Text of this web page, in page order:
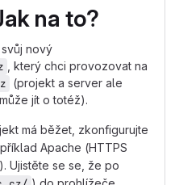
na to?
nový
, který chci provozovat na
(projekt a server ale
jít o totéž).
má běžet, zkonfigurujte
Apache (HTTPS
Ujistěte se se, že po